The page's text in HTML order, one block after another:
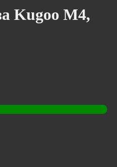
Kugoo M4,